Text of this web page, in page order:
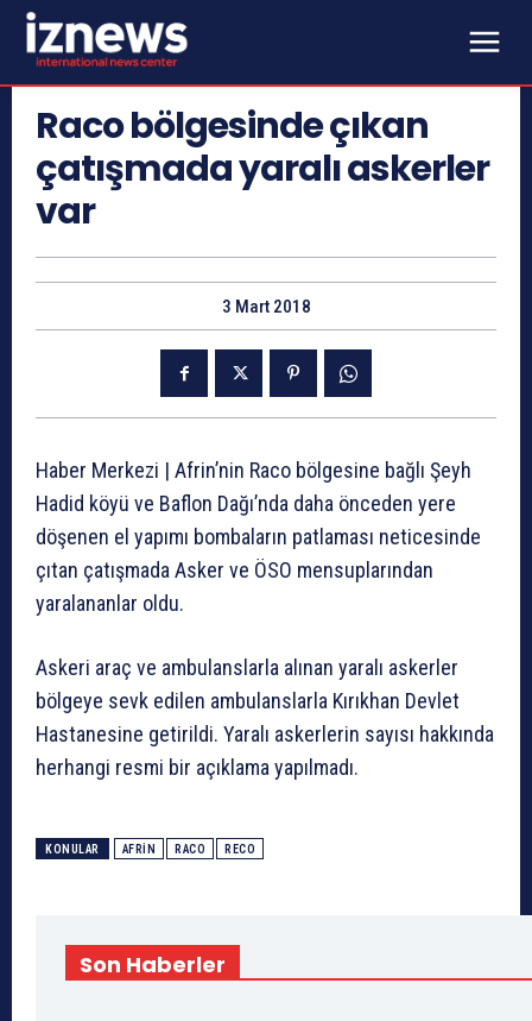
Raco bölgesinde çıkan
çatışmada yaralı askerler
var
3 Mart 2018
Haber Merkezi | Afrin’nin Raco bölgesine bağlı Şeyh
Hadid köyü ve Baflon Dağı’nda daha önceden yere
döşenen el yapımı bombaların patlaması neticesinde
çıtan çatışmada Asker ve ÖSO mensuplarından
yaralananlar oldu.
Askeri araç ve ambulanslarla alınan yaralı askerler
bölgeye sevk edilen ambulanslarla Kırıkhan Devlet
Hastanesine getirildi. Yaralı askerlerin sayısı hakkında
herhangi resmi bir açıklama yapılmadı.
KONULAR AFRIN RACO RECO
Son Haberler